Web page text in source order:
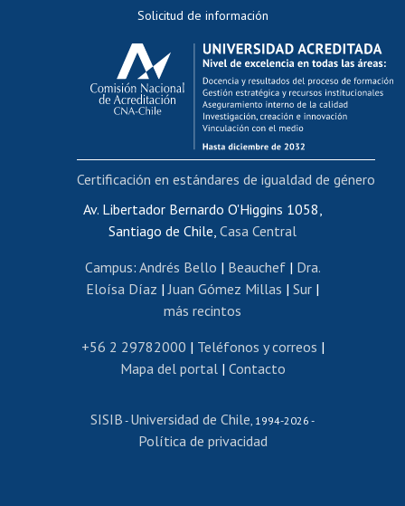
Evaluación docente
Calificación académica
Postulación al AUCAI
Funcionarias/os
Cursos internos de capacitación
Bienestar del personal
Portal de movilidad interna
Certificado de renta
Certificado de renta honorarios
Editar páginas blancas
Extranjeras/os
Revalidación y reconocimiento de títulos
Postulación al Programa de Movilidad Estudiantil
Cursos de español
Solicitud de información
Av. Libertador Bernardo O'Higgins 1058,
Santiago de Chile, Casa Central
Campus: Andrés Bello | Beauchef| Dra.
Eloísa Díaz | Juan Gómez Millas | Sur |
más recintos
+56 2 29782000 | Teléfonos y correos |
Mapa del portal| Contacto
SISIB - Universidad de Chile , 1994-2026 -
Política de privacidad
Certificación en estándares de igualdad de género